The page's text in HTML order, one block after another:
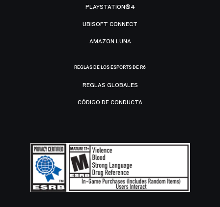
PLAYSTATION®4
UBISOFT CONNECT
AMAZON LUNA
REGLAS DE LOS ESPORTS DE R6
REGLAS GLOBALES
CÓDIGO DE CONDUCTA